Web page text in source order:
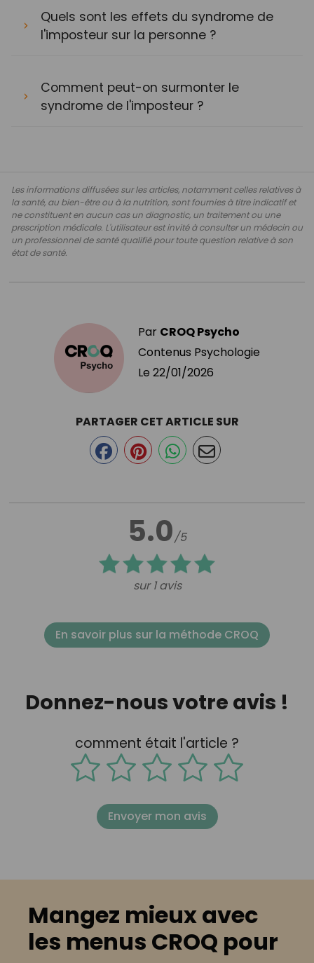
Quels sont les effets du syndrome de
l'imposteur sur la personne ?
Comment peut-on surmonter le
syndrome de l'imposteur ?
Les informations diffusées sur les articles, notamment celles relatives à
la santé, au bien-être ou à la nutrition, sont fournies à titre indicatif et
ne constituent en aucun cas un diagnostic, un traitement ou une
prescription médicale. L'utilisateur est invité à consulter un médecin ou
un professionnel de santé qualifié pour toute question relative à son
état de santé.
Par CROQ Psycho
Contenus Psychologie
Le 22/01/2026
5.0/5
sur 1 avis
PARTAGER CET ARTICLE SUR
En savoir plus sur la méthode CROQ
Donnez-nous votre avis !
comment était l'article ?
Envoyer mon avis
Mangez mieux avec
les menus CROQ pour